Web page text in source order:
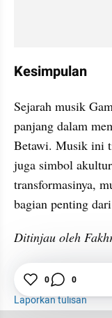
Kesimpulan
Sejarah musik
panjang dalam
Betawi. Musik ini
juga simbol
transformasinya,
bagian penting
Ditinjau oleh
Sejarah
Laporkan tulisan
0 0